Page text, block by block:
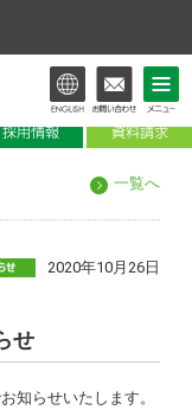
IR情報
一覧へ
2020年10月26日
せ
知らせいたします。